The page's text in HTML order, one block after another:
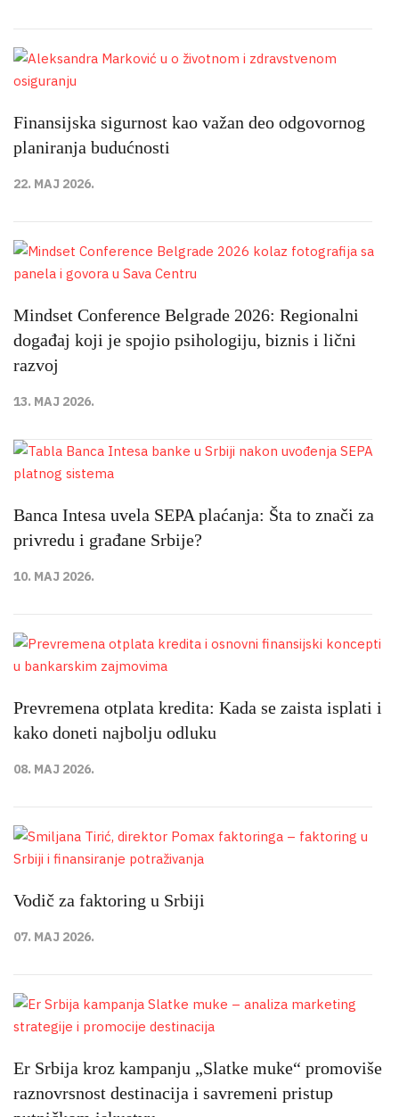
Finansijska sigurnost kao važan deo odgovornog
planiranja budućnosti
22. MAJ 2026.
Mindset Conference Belgrade 2026: Regionalni
događaj koji je spojio psihologiju, biznis i lični
razvoj
13. MAJ 2026.
Banca Intesa uvela SEPA plaćanja: Šta to znači za
privredu i građane Srbije?
10. MAJ 2026.
Prevremena otplata kredita: Kada se zaista isplati i
kako doneti najbolju odluku
08. MAJ 2026.
Vodič za faktoring u Srbiji
07. MAJ 2026.
Er Srbija kroz kampanju „Slatke muke“ promoviše
raznovrsnost destinacija i savremeni pristup